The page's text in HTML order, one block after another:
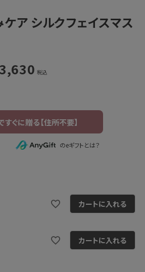
ア シルクフェイスマス
3,630 税込
のeギフトとは？
カートに入れる
カートに入れる